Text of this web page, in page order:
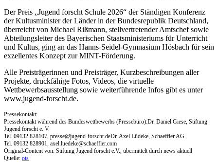
Der Preis „Jugend forscht Schule 2026“ der Ständigen Konferenz
der Kultusminister der Länder in der Bundesrepublik Deutschland,
überreicht von Michael Rißmann, stellvertretender Amtschef sowie
Abteilungsleiter des Bayerischen Staatsministeriums für Unterricht
und Kultus, ging an das Hanns-Seidel-Gymnasium Hösbach für sein
exzellentes Konzept zur MINT-Förderung.
Alle Preisträgerinnen und Preisträger, Kurzbeschreibungen aller
Projekte, druckfähige Fotos, Videos, die virtuelle
Wettbewerbsausstellung sowie weiterführende Infos gibt es unter
www.jugend-forscht.de.
Pressekontakt:
Pressekontakt während des Bundeswettbewerbs (Pressebüro):Dr. Daniel Giese, Stiftung
Jugend forscht e. V.
Tel. 09132 828107, presse@jugend-forscht.deDr. Axel Lüdeke, Schaeffler AG
Tel. 09132 828901, axel.luedeke@schaeffler.com
Original-Content von: Stiftung Jugend forscht e.V., übermittelt durch news aktuell
Quelle: ots